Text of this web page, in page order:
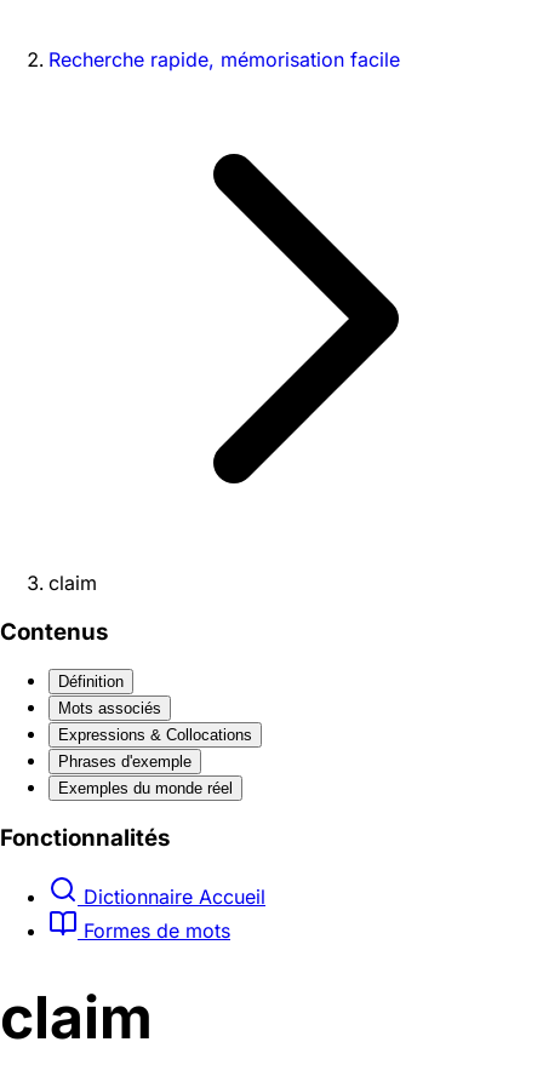
Recherche rapide, mémorisation facile
claim
Contenus
Définition
Mots associés
Expressions & Collocations
Phrases d'exemple
Exemples du monde réel
Fonctionnalités
Dictionnaire Accueil
Formes de mots
claim